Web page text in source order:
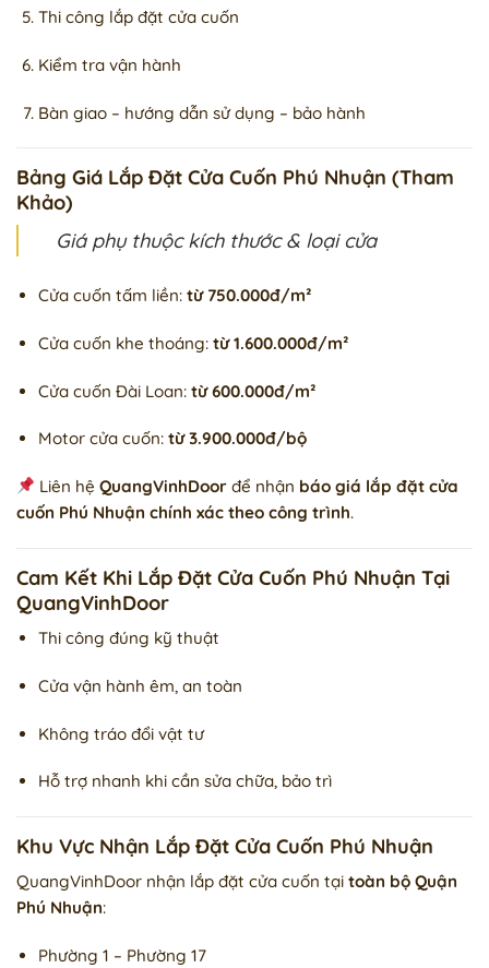
Thi công lắp đặt cửa cuốn
Kiểm tra vận hành
Bàn giao – hướng dẫn sử dụng – bảo hành
Bảng Giá Lắp Đặt Cửa Cuốn Phú Nhuận (Tham
Khảo)
Giá phụ thuộc kích thước & loại cửa
Cửa cuốn tấm liền: từ 750.000đ/m²
Cửa cuốn khe thoáng: từ 1.600.000đ/m²
Cửa cuốn Đài Loan: từ 600.000đ/m²
Motor cửa cuốn: từ 3.900.000đ/bộ
Liên hệQuangVinhDoor để nhận báo giá lắp đặt cửa
cuốn Phú Nhuận chính xác theo công trình.
Cam Kết Khi Lắp Đặt Cửa Cuốn Phú Nhuận Tại
QuangVinhDoor
Thi công đúng kỹ thuật
Cửa vận hành êm, an toàn
Không tráo đổi vật tư
Hỗ trợ nhanh khi cần sửa chữa, bảo trì
Khu Vực Nhận Lắp Đặt Cửa Cuốn Phú Nhuận
QuangVinhDoor nhận lắp đặt cửa cuốn tại toàn bộ Quận
Phú Nhuận:
Phường 1 – Phường 17